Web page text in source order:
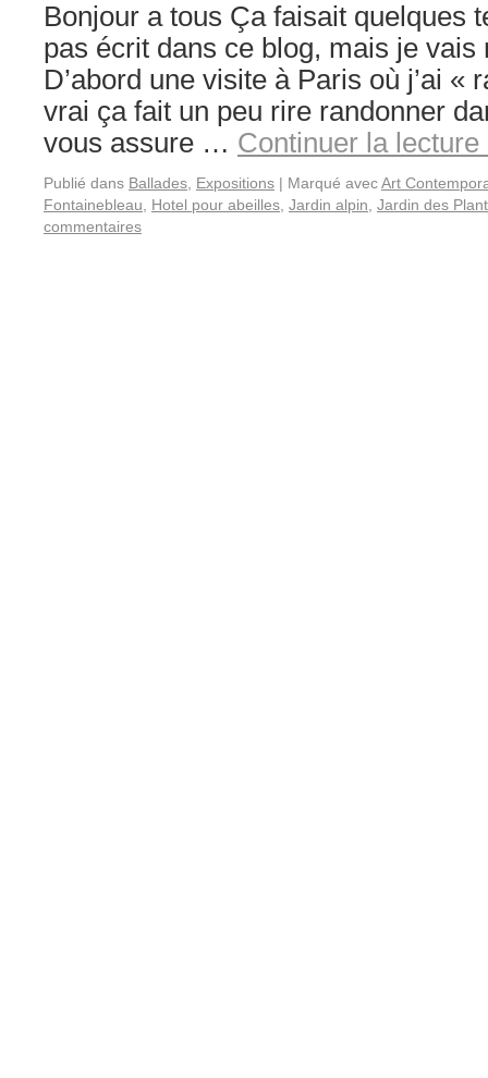
Bonjour a tous Ça faisait quelques
pas écrit dans ce blog, mais je vais
D’abord une visite à Paris où j’ai «
vrai ça fait un peu rire randonner
vous assure … Continuer la lecture
Publié dans Ballades Expositions | Marqué avecArt
Fontainebleau
Hotel pour abeilles Jardin alpin Jardin des
commentaires